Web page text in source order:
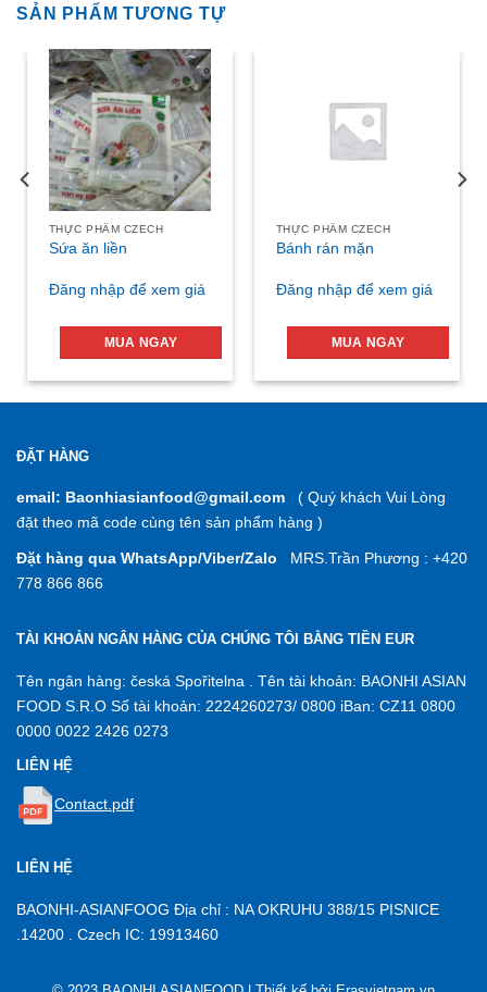
SẢN PHẨM TƯƠNG TỰ
THỰC PHẨM CZECH
Sứa ăn liền
Đăng nhập để xem giá
MUA NGAY
THỰC PHẨM CZECH
Bánh rán mặn
Đăng nhập để xem giá
MUA NGAY
ĐẶT HÀNG
email: Baonhiasianfood@gmail.com ( Quý khách Vui Lòng
đặt theo mã code cùng tên sản phẩm hàng )
Đặt hàng qua WhatsApp/Viber/Zalo MRS.Trần Phương : +420
778 866 866
TÀI KHOẢN NGÂN HÀNG CỦA CHÚNG TÔI BẰNG TIỀN EUR
Tên ngân hàng: česká Spořitelna . Tên tài khoản: BAONHI ASIAN
FOOD S.R.O Số tài khoản: 2224260273/ 0800 iBan: CZ11 0800
0000 0022 2426 0273
LIÊN HỆ
Contact.pdf
LIÊN HỆ
BAONHI-ASIANFOOG Địa chỉ : NA OKRUHU 388/15 PISNICE
.14200 . Czech IC: 19913460